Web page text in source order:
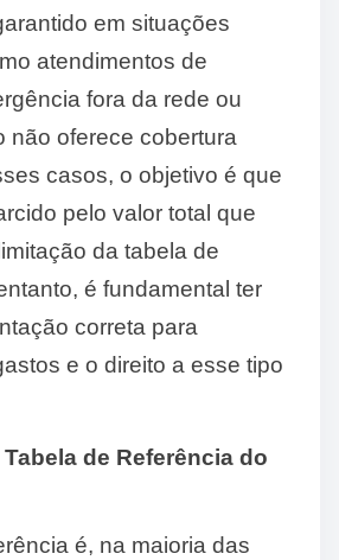
em situações
atendimentos de
fora da rede ou
não oferece cobertura
casos, o objetivo é que
pelo valor total que
da tabela de
é fundamental ter
correta para
e o direito a esse tipo
de Referência do
é, na maioria das